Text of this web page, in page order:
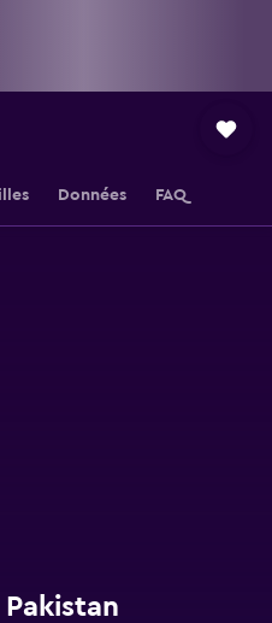
Données FAQ